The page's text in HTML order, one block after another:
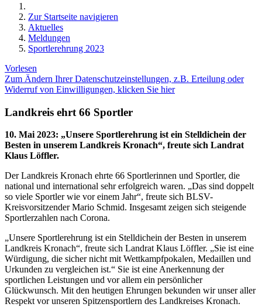
Zur Startseite navigieren
Aktuelles
Meldungen
Sportlerehrung 2023
Vorlesen
Zum Ändern Ihrer Datenschutzeinstellungen, z.B. Erteilung oder
Widerruf von Einwilligungen, klicken Sie hier
Landkreis ehrt 66 Sportler
10. Mai 2023: „Unsere Sportlerehrung ist ein Stelldichein der
Besten in unserem Landkreis Kronach“, freute sich Landrat
Klaus Löffler.
Der Landkreis Kronach ehrte 66 Sportlerinnen und Sportler, die
national und international sehr erfolgreich waren. „Das sind doppelt
so viele Sportler wie vor einem Jahr“, freute sich BLSV-
Kreisvorsitzender Mario Schmid. Insgesamt zeigen sich steigende
Sportlerzahlen nach Corona.
„Unsere Sportlerehrung ist ein Stelldichein der Besten in unserem
Landkreis Kronach“, freute sich Landrat Klaus Löffler. „Sie ist eine
Würdigung, die sicher nicht mit Wettkampfpokalen, Medaillen und
Urkunden zu vergleichen ist.“ Sie ist eine Anerkennung der
sportlichen Leistungen und vor allem ein persönlicher
Glückwunsch. Mit den heutigen Ehrungen bekunden wir unser aller
Respekt vor unseren Spitzensportlern des Landkreises Kronach.